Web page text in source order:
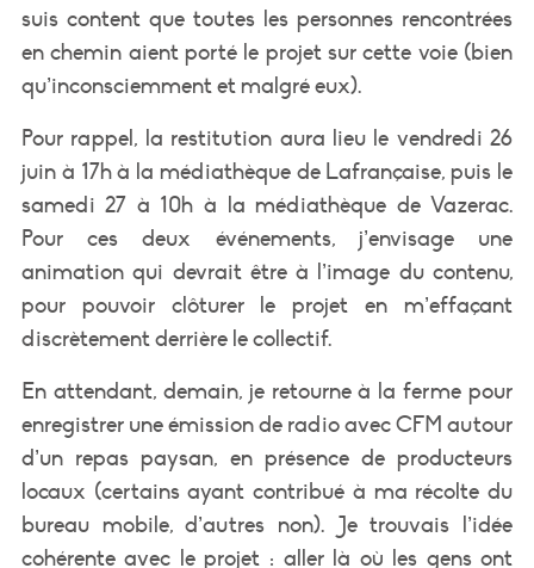
suis content que toutes les personnes rencontrées
en chemin aient porté le projet sur cette voie (bien
qu’inconsciemment et malgré eux).
Pour rappel, la restitution aura lieu le vendredi 26
juin à 17h à la médiathèque de Lafrançaise, puis le
samedi 27 à 10h à la médiathèque de Vazerac.
Pour ces deux événements, j’envisage une
animation qui devrait être à l’image du contenu,
pour pouvoir clôturer le projet en m’effaçant
discrètement derrière le collectif.
En attendant, demain, je retourne à la ferme pour
enregistrer une émission de radio avec CFM autour
d’un repas paysan, en présence de producteurs
locaux (certains ayant contribué à ma récolte du
bureau mobile, d’autres non). Je trouvais l’idée
cohérente avec le projet : aller là où les gens ont